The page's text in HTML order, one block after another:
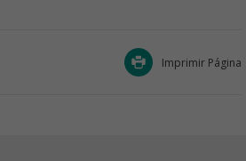
Imprimir Página